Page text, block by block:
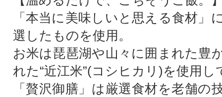
「本当に美味しいと思える食材」
選したものを使用。
お米は琵琶湖や山々に囲まれた豊
れた“近江米”(コシヒカリ)を使用し
「贅沢御膳」は厳選食材を老舗の